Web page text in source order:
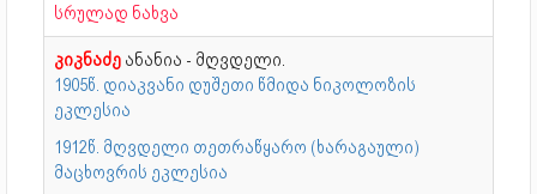
სრულად ნახვა
კიკნაძე ანანია - მღვდელი.
1905წ. დიაკვანი დუშეთი წმიდა ნიკოლოზის
ეკლესია
1912წ. მღვდელი თეთრაწყარო (ხარაგაული)
მაცხოვრის ეკლესია